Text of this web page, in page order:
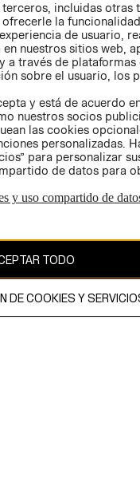
GIFT CARD
AVISO DE
por copyright y es
incluidas otras
la
de usuario,
nuestros sitios web,
a través de plataformas
sobre el usuario, los
y está de acuerdo
nuestros socios
las cookies
personalizadas.
para personalizar
de datos para
y uso compartido de
TODO
DE COOKIES Y